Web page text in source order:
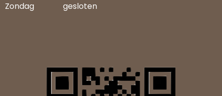
Zondag
gesloten